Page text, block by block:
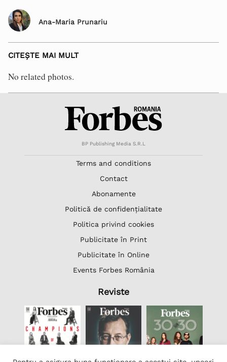
Ana-Maria Prunariu
CITEȘTE MAI MULT
No related photos.
BP Publishing Media S.R.L
Terms and conditions
Contact
Abonamente
Politică de confidențialitate
Politica privind cookies
Publicitate în Print
Publicitate în Online
Events Forbes România
Reviste